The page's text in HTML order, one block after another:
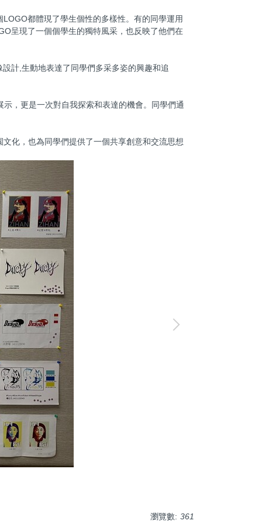
都體現了學生個性的多樣性。有的同學運用
呈現了一個個學生的獨特風采，也反映了他們在
計,生動地表達了同學們多采多姿的興趣和追
，更是一次對自我探索和表達的機會。同學們通
化，也為同學們提供了一個共享創意和交流思想
瀏覽數: 361